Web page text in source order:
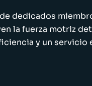
dedicados
la fuerza motriz
y un servicio